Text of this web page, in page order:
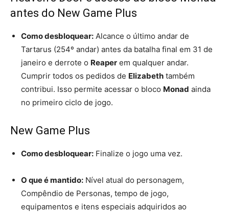
antes do New Game Plus
Como desbloquear: Alcance o último andar de
Tartarus (254º andar) antes da batalha final em 31 de
janeiro e derrote o Reaper em qualquer andar.
Cumprir todos os pedidos de Elizabeth também
contribui. Isso permite acessar o bloco Monad ainda
no primeiro ciclo de jogo.
New Game Plus
Como desbloquear: Finalize o jogo uma vez.
O que é mantido: Nível atual do personagem,
Compêndio de Personas, tempo de jogo,
equipamentos e itens especiais adquiridos ao